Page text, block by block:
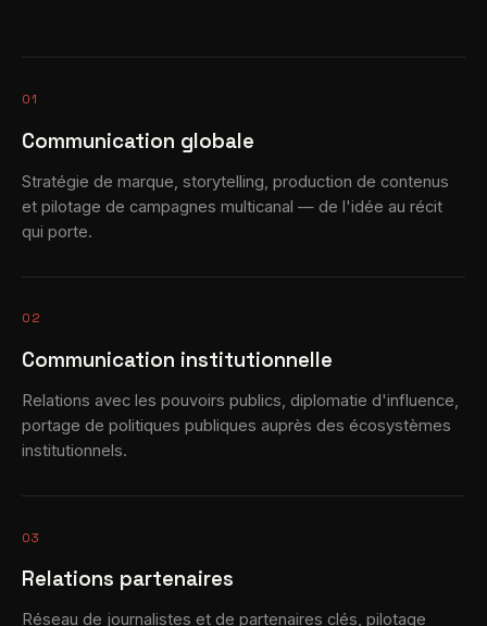
01
Communication globale
Stratégie de marque, storytelling, production de contenus
et pilotage de campagnes multicanal — de l'idée au récit
qui porte.
02
Communication institutionnelle
Relations avec les pouvoirs publics, diplomatie d'influence,
portage de politiques publiques auprès des écosystèmes
institutionnels.
03
Relations partenaires
Réseau de journalistes et de partenaires clés, pilotage